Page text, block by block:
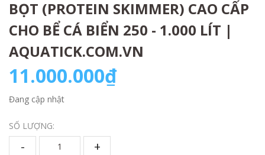
BỌT (PROTEIN SKIMMER) CAO CẤP
CHO BỂ CÁ BIỂN 250 - 1.000 LÍT |
AQUATICK.COM.VN
11.000.000₫
Đang cập nhật
SỐ LƯỢNG:
- +